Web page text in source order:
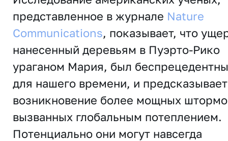
представленное в журнале Nature
Communications, показывает, что
нанесенный деревьям в Пуэрто-Рико
ураганом Мария, был
для нашего времени, и предсказывает
возникновение более мощных
вызванных глобальным потеплением.
Потенциально они могут навсегда